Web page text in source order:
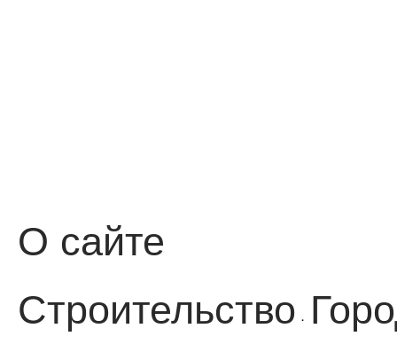
О сайте
Строительство ·